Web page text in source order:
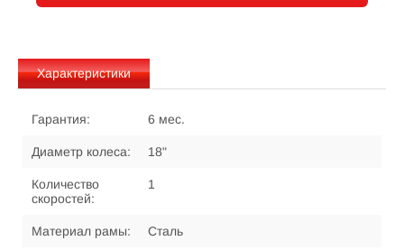
Характеристики
Гарантия: 6 мес.
Диаметр колеса: 18"
Количество
скоростей:
1
Материал рамы: Сталь